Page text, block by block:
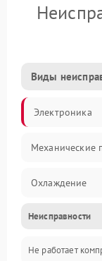
Виды
Электроника
Механические
Охлаждение
Механика
Неисправности
Не работает